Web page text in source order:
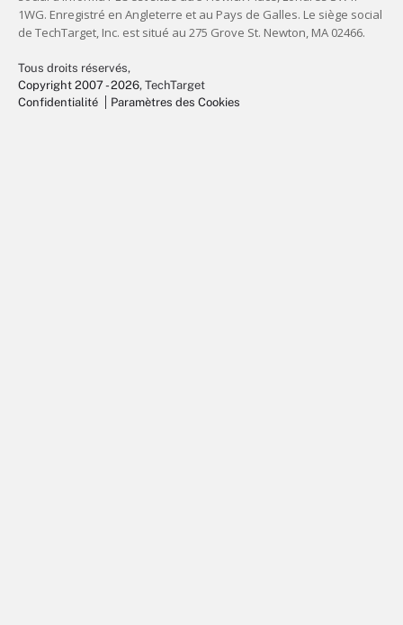
Tous droits réservés,
Copyright 2007 - 2026, TechTarget
Confidentialité
Paramètres des Cookies